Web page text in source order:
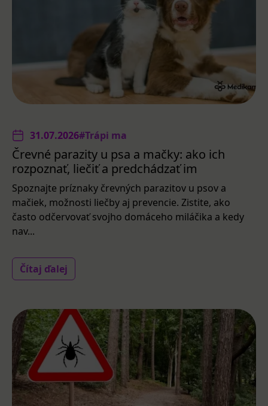
31.07.2026#Trápi ma
Črevné parazity u psa a mačky: ako ich
rozpoznať, liečiť a predchádzať im
Spoznajte príznaky črevných parazitov u psov a
mačiek, možnosti liečby aj prevencie. Zistite, ako
často odčervovať svojho domáceho miláčika a kedy
nav...
Čítaj ďalej